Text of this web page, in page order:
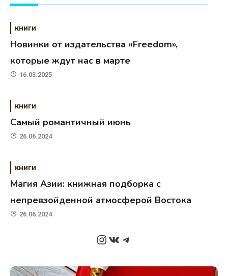
книги
Новинки от издательства «Freedom»,
которые ждут нас в марте
16.03.2025
книги
Самый романтичный июнь
26.06.2024
книги
Магия Азии: книжная подборка с
непревзойденной атмосферой Востока
26.06.2024
Instagram
ВКонтакте
Telegram